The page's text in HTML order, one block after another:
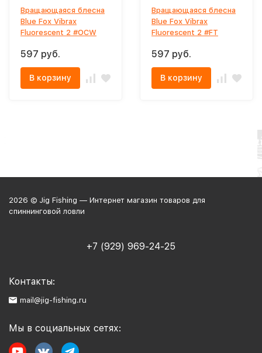
Вращающаяся блесна
Blue Fox Vibrax
Fluorescent 2 #OCW
597 руб.
В корзину
Вращающаяся блесна
Blue Fox Vibrax
Fluorescent 2 #FT
597 руб.
В корзину
2026 © Jig Fishing — Интернет магазин товаров для
спиннинговой ловли
+7 (929) 969-24-25
Контакты:
mail@jig-fishing.ru
Мы в социальных сетях: